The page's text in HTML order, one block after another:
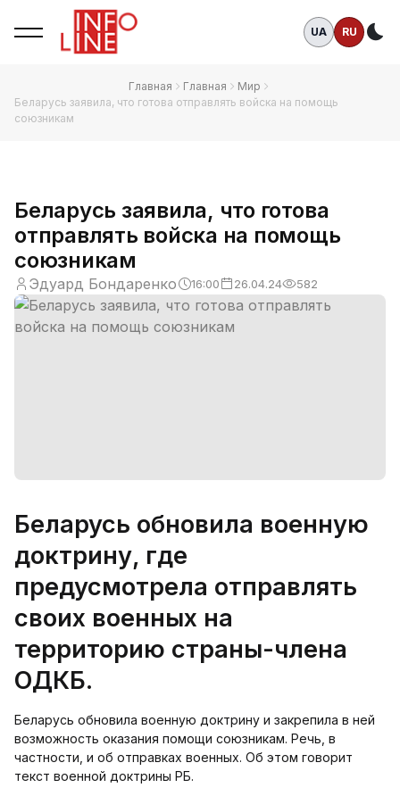
UA RU
Главная Главная
Мир
Беларусь заявила, что готова отправлять войска на помощь
союзникам
Беларусь заявила, что готова
отправлять войска на помощь
союзникам
Эдуард Бондаренко 16:00 26.04.24 582
Беларусь обновила военную
доктрину, где
предусмотрела отправлять
своих военных на
территорию страны-члена
ОДКБ.
Беларусь обновила военную доктрину и закрепила в ней
возможность оказания помощи союзникам. Речь, в
частности, и об отправках военных. Об этом говорит
текст военной доктрины РБ.